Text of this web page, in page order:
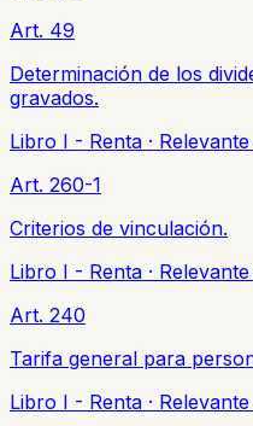
Art. 49
Determinación de los
gravados.
Libro I - Renta ·
Art. 260-1
Criterios de vinculación.
Libro I - Renta ·
Art. 240
Tarifa general para
Libro I - Renta ·